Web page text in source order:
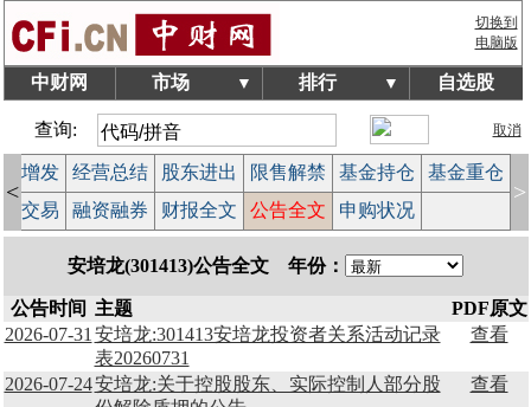
切换到
电脑版
中财网 市场 ▼ 排行 ▼ 自选股
查询: 取消
<
增发 经营总结 股东进出 限售解禁 基金持仓
基金重仓
交易
融资融券 财报全文 公告全文 申购状况
>
安培龙(301413)公告全文 年份：
公告时间 主题
PDF原文
2026-07-31 安培龙:301413安培龙投资者关系活动记录
表20260731
查看
2026-07-24安培龙:关于控股股东、实际控制人部分股
查看